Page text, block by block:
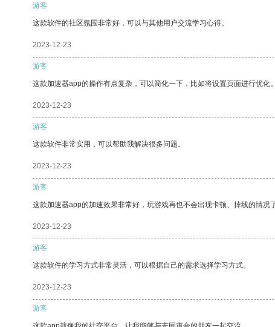
游客
这款软件的社区氛围非常好，可以与其他用户交流学习心得。
2023-12-23
游客
这款加速器app的操作有点复杂，可以简化一下，比如将设置页面进行优化。
2023-12-23
游客
这款软件非常实用，可以帮助我解决很多问题。
2023-12-23
游客
这款加速器app的加速效果非常好，玩游戏再也不会出现卡顿、掉线的情
2023-12-23
游客
这款软件的学习方式非常灵活，可以根据自己的需求选择学习方式。
2023-12-23
游客